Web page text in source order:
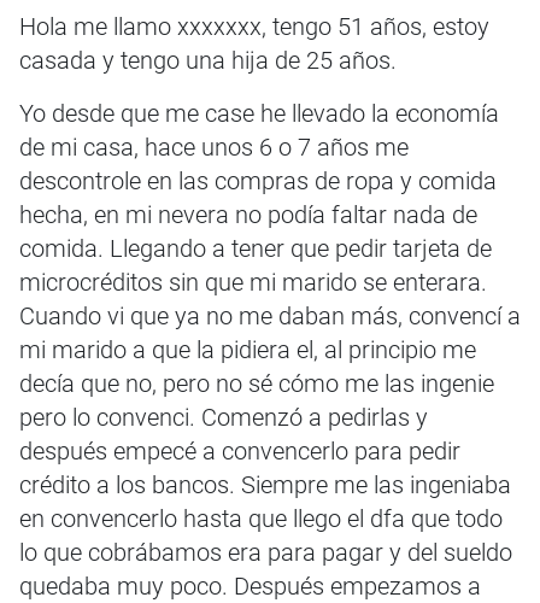
Hola me llamo xxxxxxx, tengo 51 años, estoy
casada y tengo una hija de 25 años.
Yo desde que me case he llevado la economía
de mi casa, hace unos 6 o 7 años me
descontrole en las compras de ropa y comida
hecha, en mi nevera no podía faltar nada de
comida. Llegando a tener que pedir tarjeta de
microcréditos sin que mi marido se enterara.
Cuando vi que ya no me daban más, convencí a
mi marido a que la pidiera el, al principio me
decía que no, pero no sé cómo me las ingenie
pero lo convenci. Comenzó a pedirlas y
después empecé a convencerlo para pedir
crédito a los bancos. Siempre me las ingeniaba
en convencerlo hasta que llego el dfa que todo
lo que cobrábamos era para pagar y del sueldo
quedaba muy poco. Después empezamos a